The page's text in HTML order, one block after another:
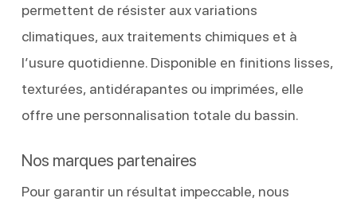
permettent de résister aux variations
climatiques, aux traitements chimiques et à
l’usure quotidienne. Disponible en finitions lisses,
texturées, antidérapantes ou imprimées, elle
offre une personnalisation totale du bassin.
Nos marques partenaires
Pour garantir un résultat impeccable, nous